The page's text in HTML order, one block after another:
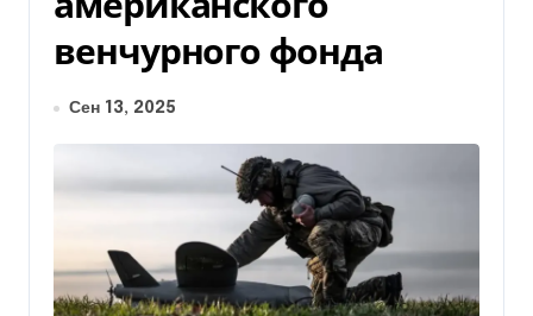
венчурного фонда
Сен 13, 2025